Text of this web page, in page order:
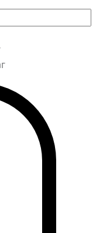
На следующий шаг